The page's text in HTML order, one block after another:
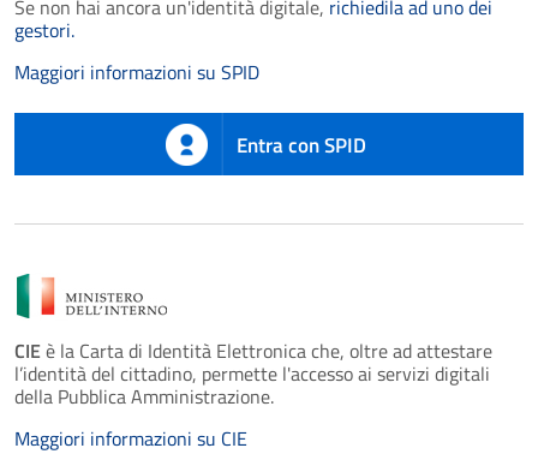
Se non hai ancora un'identità digitale, richiedila ad uno dei
gestori.
Maggiori informazioni su SPID
Entra con SPID
CIEè la Carta di Identità Elettronica che, oltre ad attestare
l’identità del cittadino, permette l'accesso ai servizi digitali
della Pubblica Amministrazione.
Maggiori informazioni su CIE